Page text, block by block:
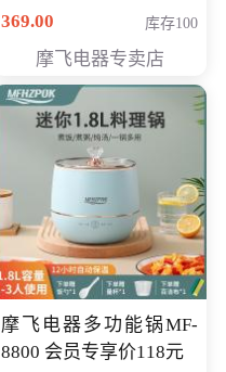
元
369.00 库存100
摩飞电器专卖店
摩飞电器多功能锅MF-
8800 会员专享价118元